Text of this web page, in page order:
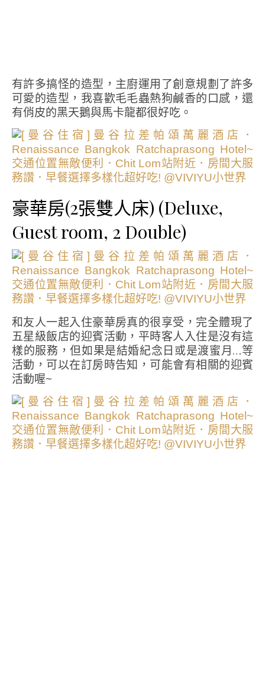
有許多搞怪的造型，主廚運用了創意規劃了許多
可愛的造型，我喜歡毛毛蟲熱狗鹹香的口感，還
有俏皮的黑天鵝與馬卡龍都很好吃。
豪華房(2張雙人床) (Deluxe,
Guest room, 2 Double)
和友人一起入住豪華房真的很享受，完全體現了
五星級飯店的迎賓活動，平時客人入住是沒有這
樣的服務，但如果是結婚紀念日或是渡蜜月…等
活動，可以在訂房時告知，可能會有相關的迎賓
活動喔~